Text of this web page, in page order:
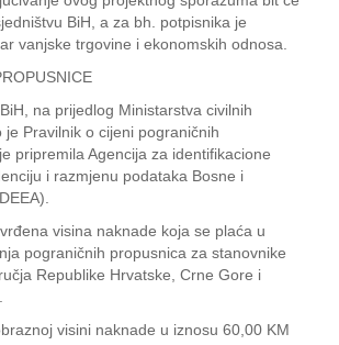
BiH, a za bh. potpisnika je
vanjske trgovine i ekonomskih odnosa.
na prijedlog Ministarstva civilnih
je Pravilnik o cijeni pograničnih
pripremila Agencija za identifikacione
i razmjenu podataka Bosne i
visina naknade koja se plaća u
pograničnih propusnica za stanovnike
Republike Hrvatske, Crne Gore i
visini naknade u iznosu 60,00 KM